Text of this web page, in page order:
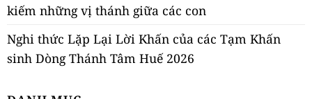
kiếm những vị thánh giữa các con
Nghi thức Lặp Lại Lời Khấn của các Tạm Khấn
sinh Dòng Thánh Tâm Huế 2026